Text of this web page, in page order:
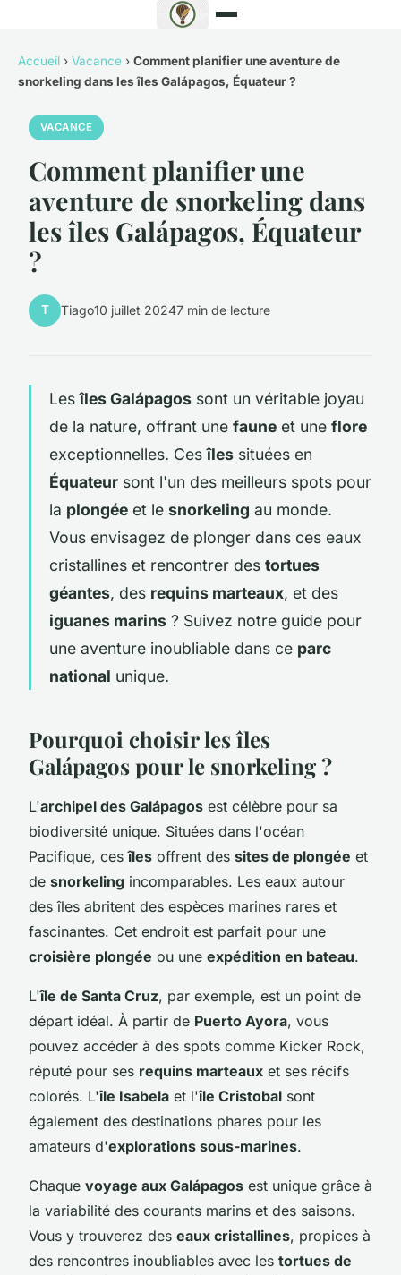
Accueil › Vacance › Comment planifier une aventure de
snorkeling dans les îles Galápagos, Équateur ?
VACANCE
Comment planifier une
aventure de snorkeling dans
les îles Galápagos, Équateur
?
T Tiago10 juillet 20247 min de lecture
Lesîles Galápagos sont un véritable joyau
de la nature, offrant une faune et une flore
exceptionnelles. Cesîles situées en
Équateur sont l'un des meilleurs spots pour
la plongée et le snorkeling au monde.
Vous envisagez de plonger dans ces eaux
cristallines et rencontrer des tortues
géantes, des requins marteaux, et des
iguanes marins ? Suivez notre guide pour
une aventure inoubliable dans ce parc
national unique.
Pourquoi choisir les îles
Galápagos pour le snorkeling ?
L'archipel des Galápagos est célèbre pour sa
biodiversité unique. Situées dans l'océan
Pacifique, cesîles offrent des sites de plongée et
de snorkeling incomparables. Les eaux autour
des îles abritent des espèces marines rares et
fascinantes. Cet endroit est parfait pour une
croisière plongée ou une expédition en bateau.
L'île de Santa Cruz, par exemple, est un point de
départ idéal. À partir de Puerto Ayora, vous
pouvez accéder à des spots comme Kicker Rock,
réputé pour ses requins marteaux et ses récifs
colorés. L'île Isabela et l'île Cristobal sont
également des destinations phares pour les
amateurs d'explorations sous-marines.
Chaque voyage aux Galápagos est unique grâce à
la variabilité des courants marins et des saisons.
Vous y trouverez des eaux cristallines, propices à
des rencontres inoubliables avec les tortues de